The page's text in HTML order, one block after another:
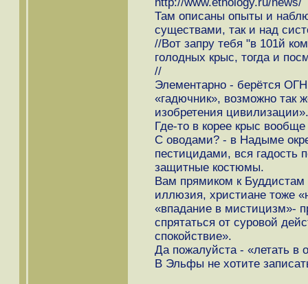
http://www.ethology.ru/news/
Там описаны опыты и
существами, так и над
//Вот запру тебя "в 101й
голодных крыс, тогда и
//
Элементарно - берётся
«гадючник», возможно так
изобретения цивилизации».
Где-то в корее крыс
С оводами? - в Надыме
пестицидами, вся гадость
защитные костюмы.
Вам прямиком к Буддистам
иллюзия, христиане тоже
«впадание в мистицизм»-
спрятаться от суровой
спокойствие».
Да пожалуйста - «летать в
В Эльфы не хотите